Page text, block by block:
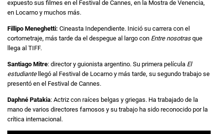
expuesto sus filmes en el Festival de Cannes, en la Mostra de Venencia,
en Locarno y muchos más.
Fillipo Meneghetti: Cineasta Independiente. Inició su carrera con el
cortometraje, más tarde da el despegue al largo con Entre nosotrasque
llega al TIFF.
Santiago Mitre: director y guionista argentino. Su primera película El
estudiantellegó al Festival de Locarno y más tarde, su segundo trabajo se
presentó en el Festival de Cannes.
Daphné Patakia: Actriz con raíces belgas y griegas. Ha trabajado de la
mano de varios directores famosos y su trabajo ha sido reconocido por la
crítica internacional.